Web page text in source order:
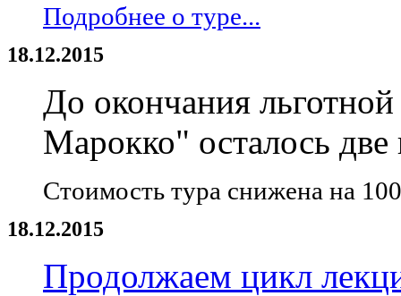
Подробнее о туре...
18.12.2015
До окончания
Марокко" осталось две
Стоимость тура снижена на
18.12.2015
Продолжаем цикл